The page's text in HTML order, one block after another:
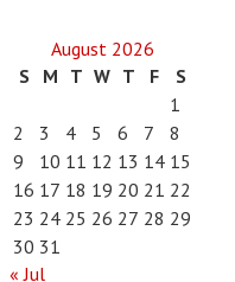
August 2026
S
M T W T F
S
1
2
3 4 5 6 7
8
9
10 11 12 13 14 15
16 17 18 19 20 21 22
23 24 25 26 27 28 29
30 31
« Jul